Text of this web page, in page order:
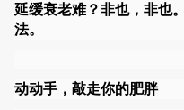
延缓衰老难？非也，非也
法。
动动手，敲走你的肥胖